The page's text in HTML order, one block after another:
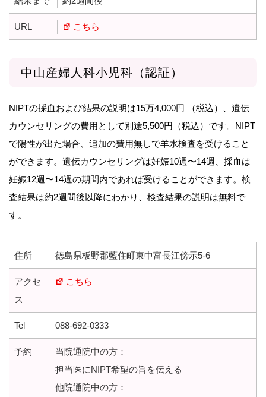
URL こちら
中山産婦人科小児科（認証）
NIPTの採血および結果の説明は15万4,000円 （税込）、遺伝
カウンセリングの費用として別途5,500円（税込）です。NIPT
で陽性が出た場合、追加の費用無しで羊水検査を受けること
ができます。遺伝カウンセリングは妊娠10週〜14週、採血は
妊娠12週〜14週の期間内であれば受けることができます。検
査結果は約2週間後以降にわかり、検査結果の説明は無料で
す。
住所 徳島県板野郡藍住町東中富長江傍示5-6
アクセ
ス
こちら
Tel 088-692-0333
予約
当院通院中の方：
担当医にNIPT希望の旨を伝える
他院通院中の方：